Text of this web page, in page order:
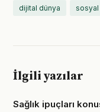
dijital dünya sosyal
İlgili yazılar
Sağlık ipuçları